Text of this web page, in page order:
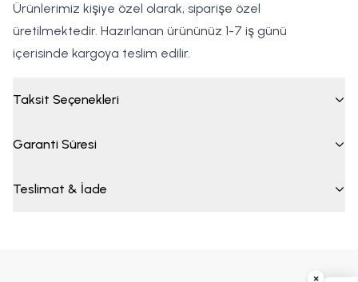
Ürünlerimiz kişiye özel olarak, siparişe özel
üretilmektedir. Hazırlanan ürününüz 1-7 iş günü
içerisinde kargoya teslim edilir.
Taksit Seçenekleri
Garanti Süresi
Teslimat & İade
×